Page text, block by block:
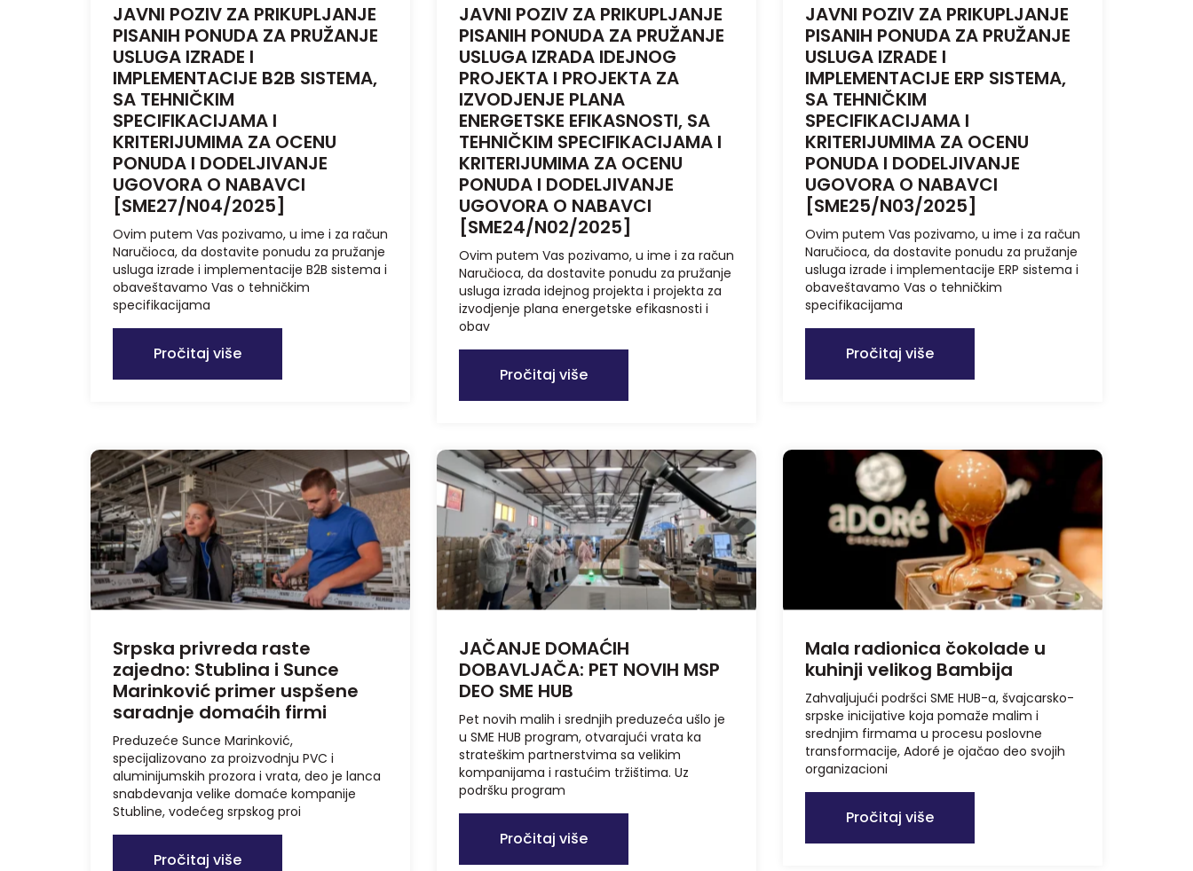
JAVNI POZIV ZA PRIKUPLJANJE
PISANIH PONUDA ZA PRUŽANJE
USLUGA IZRADE I
IMPLEMENTACIJE B2B SISTEMA,
SA TEHNIČKIM
SPECIFIKACIJAMA I
KRITERIJUMIMA ZA OCENU
PONUDA I DODELJIVANJE
UGOVORA O NABAVCI
[SME27/N04/2025]
Ovim putem Vas pozivamo, u ime i za račun
Naručioca, da dostavite ponudu za pružanje
usluga izrade i implementacije B2B sistema i
obaveštavamo Vas o tehničkim
specifikacijama
Pročitaj više
JAVNI POZIV ZA PRIKUPLJANJE
PISANIH PONUDA ZA PRUŽANJE
USLUGA IZRADA IDEJNOG
PROJEKTA I PROJEKTA ZA
IZVODJENJE PLANA
ENERGETSKE EFIKASNOSTI, SA
TEHNIČKIM SPECIFIKACIJAMA I
KRITERIJUMIMA ZA OCENU
PONUDA I DODELJIVANJE
UGOVORA O NABAVCI
[SME24/N02/2025]
Ovim putem Vas pozivamo, u ime i za račun
Naručioca, da dostavite ponudu za pružanje
usluga izrada idejnog projekta i projekta za
izvodjenje plana energetske efikasnosti i
obav
Pročitaj više
JAVNI POZIV ZA PRIKUPLJANJE
PISANIH PONUDA ZA PRUŽANJE
USLUGA IZRADE I
IMPLEMENTACIJE ERP SISTEMA,
SA TEHNIČKIM
SPECIFIKACIJAMA I
KRITERIJUMIMA ZA OCENU
PONUDA I DODELJIVANJE
UGOVORA O NABAVCI
[SME25/N03/2025]
Ovim putem Vas pozivamo, u ime i za račun
Naručioca, da dostavite ponudu za pružanje
usluga izrade i implementacije ERP sistema i
obaveštavamo Vas o tehničkim
specifikacijama
Pročitaj više
Srpska privreda raste
zajedno: Stublina i Sunce
Marinković primer uspšene
saradnje domaćih firmi
Preduzeće Sunce Marinković,
specijalizovano za proizvodnju PVC i
aluminijumskih prozora i vrata, deo je lanca
snabdevanja velike domaće kompanije
Stubline, vodećeg srpskog proi
Pročitaj više
JAČANJE DOMAĆIH
DOBAVLJAČA: PET NOVIH MSP
DEO SME HUB
Pet novih malih i srednjih preduzeća ušlo je
u SME HUB program, otvarajući vrata ka
strateškim partnerstvima sa velikim
kompanijama i rastućim tržištima. Uz
podršku program
Pročitaj više
Mala radionica čokolade u
kuhinji velikog Bambija
Zahvaljujući podršci SME HUB-a, švajcarsko-
srpske inicijative koja pomaže malim i
srednjim firmama u procesu poslovne
transformacije, Adoré je ojačao deo svojih
organizacioni
Pročitaj više